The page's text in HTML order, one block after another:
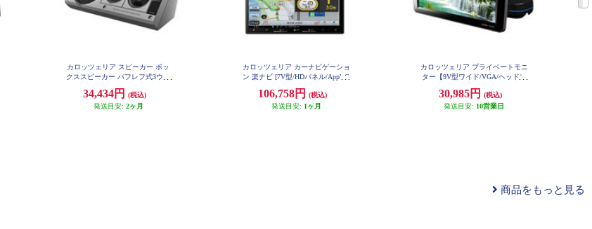
カロッツェリア スピーカー ボッ
クススピーカー バフレフ式3ウェ
ー TS-X40
34,434円
(税込)
発送目安: 2ヶ月
カロッツェリア カーナビゲーショ
ン 楽ナビ [7V型/HDパネル/AppleC
D/Bluetooth/SD/チューナー・AV一
体型メモリーナビ] AVIC-RZ722
106,758円
(税込)
発送目安: 1ヶ月
カロッツェリア プライベートモニ
ター【9V型ワイド/VGA/ヘッドレ
30,985円
(税込)
発送目安: 10営業日
商品をもっと見る